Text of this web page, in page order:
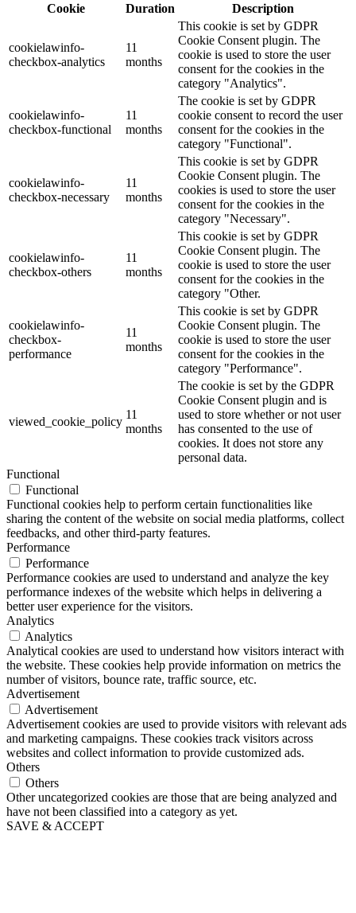
Cookie
Duration Description
cookielawinfo-
checkbox-analytics
11
months
This cookie is set by GDPR
Cookie Consent plugin. The
cookie is used to store the user
consent for the cookies in the
category "Analytics".
cookielawinfo-
checkbox-functional
11
months
The cookie is set by GDPR
cookie consent to record the user
consent for the cookies in the
category "Functional".
cookielawinfo-
checkbox-necessary
11
months
This cookie is set by GDPR
Cookie Consent plugin. The
cookies is used to store the user
consent for the cookies in the
category "Necessary".
cookielawinfo-
checkbox-others
11
months
This cookie is set by GDPR
Cookie Consent plugin. The
cookie is used to store the user
consent for the cookies in the
category "Other.
cookielawinfo-
checkbox-
performance
11
months
This cookie is set by GDPR
Cookie Consent plugin. The
cookie is used to store the user
consent for the cookies in the
category "Performance".
viewed_cookie_policy
11
months
The cookie is set by the GDPR
Cookie Consent plugin and is
used to store whether or not user
has consented to the use of
cookies. It does not store any
personal data.
Functional
Functional
Functional cookies help to perform certain functionalities like
sharing the content of the website on social media platforms, collect
feedbacks, and other third-party features.
Performance
Performance
Performance cookies are used to understand and analyze the key
performance indexes of the website which helps in delivering a
better user experience for the visitors.
Analytics
Analytics
Analytical cookies are used to understand how visitors interact with
the website. These cookies help provide information on metrics the
number of visitors, bounce rate, traffic source, etc.
Advertisement
Advertisement
Advertisement cookies are used to provide visitors with relevant ads
and marketing campaigns. These cookies track visitors across
websites and collect information to provide customized ads.
Others
Others
Other uncategorized cookies are those that are being analyzed and
have not been classified into a category as yet.
SAVE & ACCEPT